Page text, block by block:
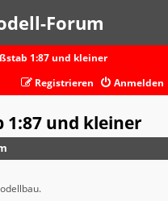
Forum
1:87 und kleiner
Anmelden
Registrieren
und kleiner